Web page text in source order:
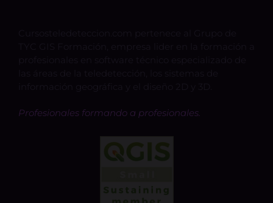
Profesionales formando a profesionales.